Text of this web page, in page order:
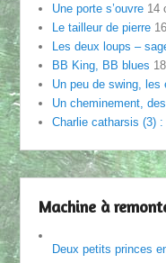
Une porte s’ouvre 14
Le tailleur de pierre
Les deux loups –
BB King, BB blues
Un peu de swing, les
Un cheminement,
Charlie catharsis (3)
Machine à
Deux petits princes